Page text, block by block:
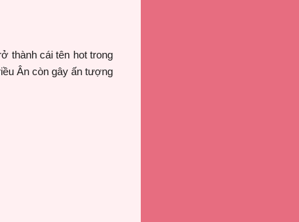
thành cái tên hot trong
Ân còn gây ấn tượng